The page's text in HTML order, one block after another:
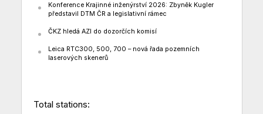
Konference Krajinné inženýrství 2026: Zbyněk Kugler
představil DTM ČR a legislativní rámec
ČKZ hledá AZI do dozorčích komisí
Leica RTC300, 500, 700 – nová řada pozemních
laserových skenerů
Total stations: